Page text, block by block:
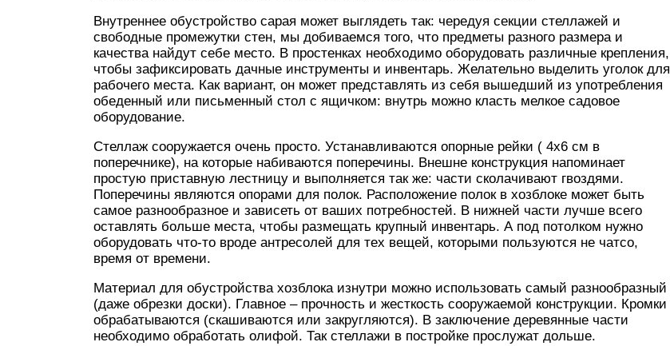
Внутреннее обустройство сарая может выглядеть так: чередуя секции стеллажей и
свободные промежутки стен, мы добиваемся того, что предметы разного размера и
качества найдут себе место. В простенках необходимо оборудовать различные крепления,
чтобы зафиксировать дачные инструменты и инвентарь. Желательно выделить уголок для
рабочего места. Как вариант, он может представлять из себя вышедший из употребления
обеденный или письменный стол с ящичком: внутрь можно класть мелкое садовое
оборудование.
Стеллаж сооружается очень просто. Устанавливаются опорные рейки ( 4х6 см в
поперечнике), на которые набиваются поперечины. Внешне конструкция напоминает
простую приставную лестницу и выполняется так же: части сколачивают гвоздями.
Поперечины являются опорами для полок. Расположение полок в хозблоке может быть
самое разнообразное и зависеть от ваших потребностей. В нижней части лучше всего
оставлять больше места, чтобы размещать крупный инвентарь. А под потолком нужно
оборудовать что-то вроде антресолей для тех вещей, которыми пользуются не чатсо,
время от времени.
Материал для обустройства хозблока изнутри можно использовать самый разнообразный
(даже обрезки доски). Главное – прочность и жесткость сооружаемой конструкции. Кромки
обрабатываются (скашиваются или закругляются). В заключение деревянные части
необходимо обработать олифой. Так стеллажи в постройке прослужат дольше.